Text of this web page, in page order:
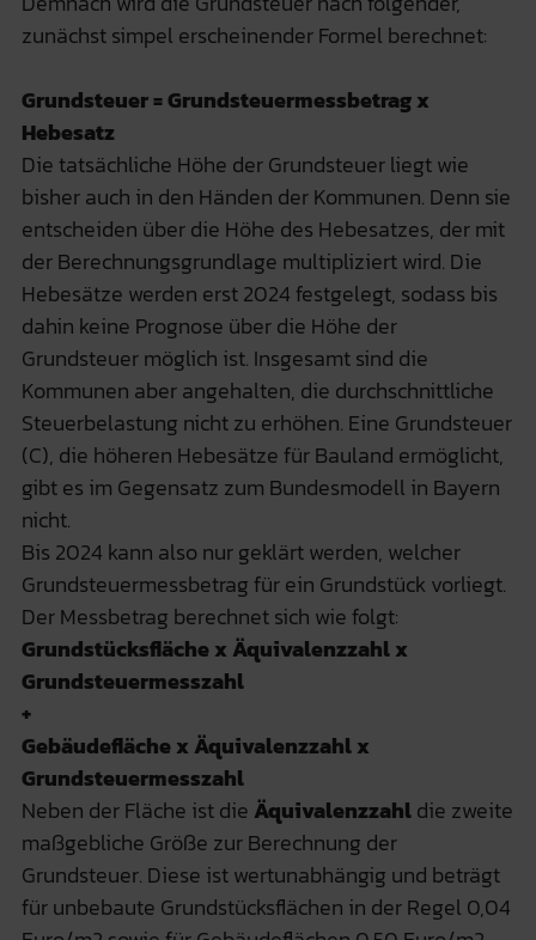
zunächst simpel erscheinender Formel berechnet:
Grundsteuer = Grundsteuermessbetrag x
Hebesatz
Die tatsächliche Höhe der Grundsteuer liegt wie
bisher auch in den Händen der Kommunen. Denn sie
entscheiden über die Höhe des Hebesatzes, der mit
der Berechnungsgrundlage multipliziert wird. Die
Hebesätze werden erst 2024 festgelegt, sodass bis
dahin keine Prognose über die Höhe der
Grundsteuer möglich ist. Insgesamt sind die
Kommunen aber angehalten, die durchschnittliche
Steuerbelastung nicht zu erhöhen. Eine Grundsteuer
(C), die höheren Hebesätze für Bauland ermöglicht,
gibt es im Gegensatz zum Bundesmodell in Bayern
nicht.
Bis 2024 kann also nur geklärt werden, welcher
Grundsteuermessbetrag für ein Grundstück vorliegt.
Der Messbetrag berechnet sich wie folgt:
Grundstücksfläche x Äquivalenzzahl x
Grundsteuermesszahl
+
Gebäudefläche x Äquivalenzzahl x
Grundsteuermesszahl
Neben der Fläche ist die Äquivalenzzahldie zweite
maßgebliche Größe zur Berechnung der
Grundsteuer. Diese ist wertunabhängig und beträgt
für unbebaute Grundstücksflächen in der Regel 0,04